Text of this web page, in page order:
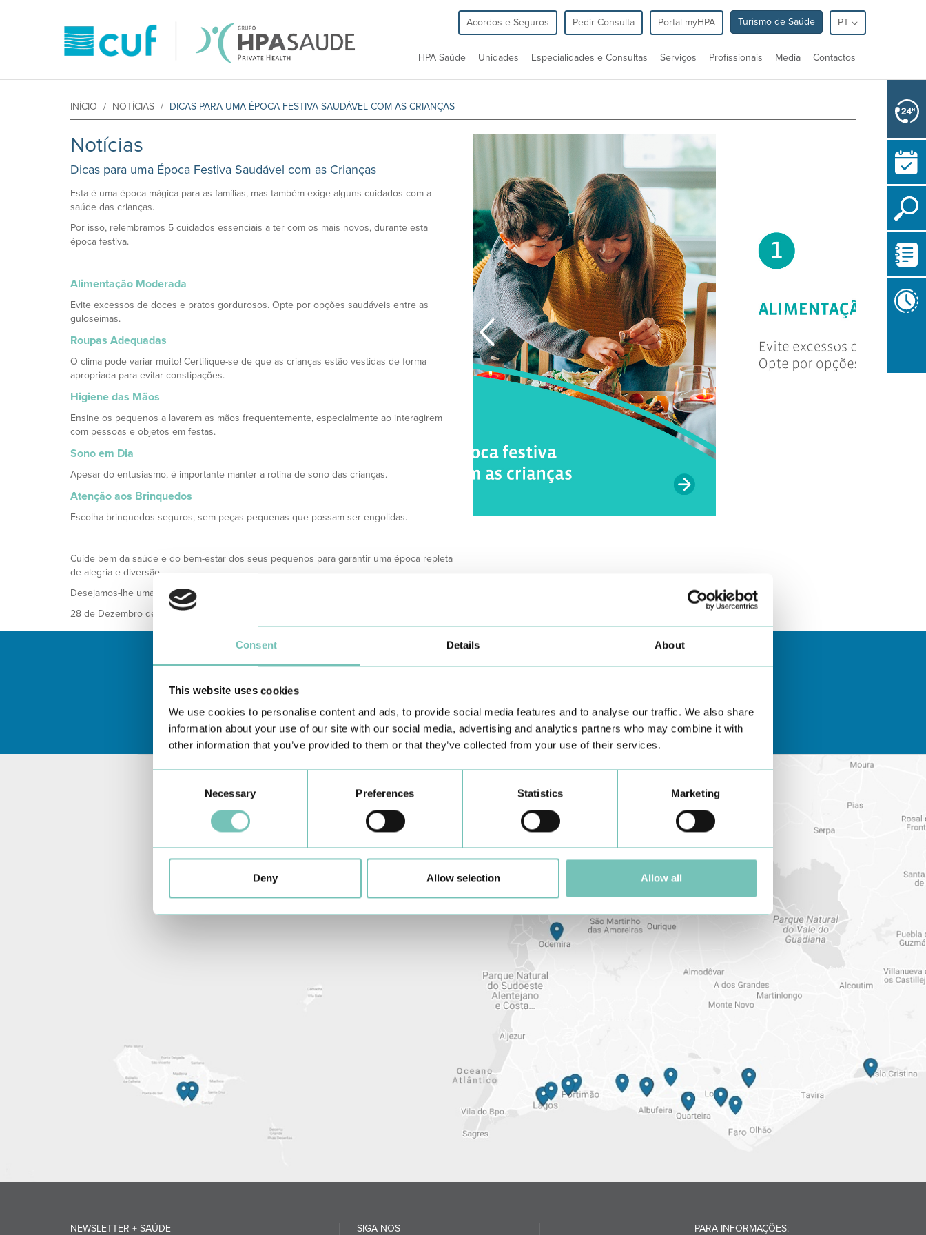
Consent Details About
This website uses cookies
We use cookies to personalise content and ads, to provide social media features and to analyse our traffic. We also share
information about your use of our site with our social media, advertising and analytics partners who may combine it with
other information that you’ve provided to them or that they’ve collected from your use of their services.
Necessary Preferences Statistics Marketing
Deny Allow selection Allow all
Acordos e Seguros Pedir Consulta Portal myHPA Turismo de Saúde PT
HPA Saúde Unidades Especialidades e Consultas Serviços Profissionais Media Contactos
INÍCIO NOTÍCIAS DICAS PARA UMA ÉPOCA FESTIVA SAUDÁVEL COM AS CRIANÇAS
Notícias
Dicas para uma Época Festiva Saudável com as Crianças
Esta é uma época mágica para as famílias, mas também exige alguns cuidados com a
saúde das crianças.
Por isso, relembramos 5 cuidados essenciais a ter com os mais novos, durante esta
época festiva.
Alimentação Moderada
Evite excessos de doces e pratos gordurosos. Opte por opções saudáveis entre as
guloseimas.
Roupas Adequadas
O clima pode variar muito! Certifique-se de que as crianças estão vestidas de forma
apropriada para evitar constipações.
Higiene das Mãos
Ensine os pequenos a lavarem as mãos frequentemente, especialmente ao interagirem
com pessoas e objetos em festas.
Sono em Dia
Apesar do entusiasmo, é importante manter a rotina de sono das crianças.
Atenção aos Brinquedos
Escolha brinquedos seguros, sem peças pequenas que possam ser engolidas.
Cuide bem da saúde e do bem-estar dos seus pequenos para garantir uma época repleta
de alegria e diversão.
Desejamos-lhe umas Boas Festas em família!
28 de Dezembro de 2024
Conheça todas as Unidades de saúde CUFaqui
NEWSLETTER + SAÚDE SIGA-NOS PARA INFORMAÇÕES: